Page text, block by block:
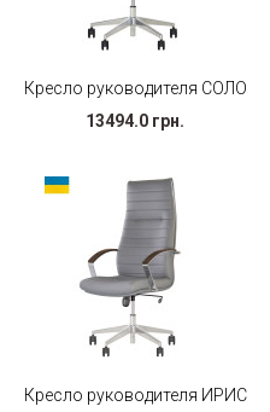
Кресло руководителя СОЛО
13494.0 грн.
Кресло руководителя ИРИС